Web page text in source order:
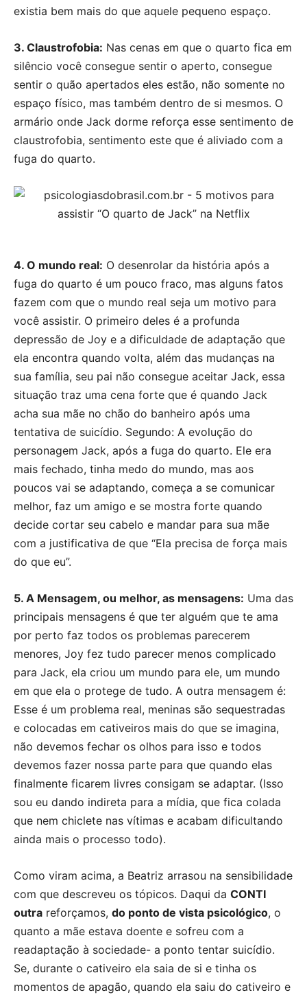
existia bem mais do que aquele pequeno espaço.
3. Claustrofobia: Nas cenas em que o quarto fica em
silêncio você consegue sentir o aperto, consegue
sentir o quão apertados eles estão, não somente no
espaço físico, mas também dentro de si mesmos. O
armário onde Jack dorme reforça esse sentimento de
claustrofobia, sentimento este que é aliviado com a
fuga do quarto.
4. O mundo real: O desenrolar da história após a
fuga do quarto é um pouco fraco, mas alguns fatos
fazem com que o mundo real seja um motivo para
você assistir. O primeiro deles é a profunda
depressão de Joy e a dificuldade de adaptação que
ela encontra quando volta, além das mudanças na
sua família, seu pai não consegue aceitar Jack, essa
situação traz uma cena forte que é quando Jack
acha sua mãe no chão do banheiro após uma
tentativa de suicídio. Segundo: A evolução do
personagem Jack, após a fuga do quarto. Ele era
mais fechado, tinha medo do mundo, mas aos
poucos vai se adaptando, começa a se comunicar
melhor, faz um amigo e se mostra forte quando
decide cortar seu cabelo e mandar para sua mãe
com a justificativa de que “Ela precisa de força mais
do que eu”.
5. A Mensagem, ou melhor, as mensagens: Uma das
principais mensagens é que ter alguém que te ama
por perto faz todos os problemas parecerem
menores, Joy fez tudo parecer menos complicado
para Jack, ela criou um mundo para ele, um mundo
em que ela o protege de tudo. A outra mensagem é:
Esse é um problema real, meninas são sequestradas
e colocadas em cativeiros mais do que se imagina,
não devemos fechar os olhos para isso e todos
devemos fazer nossa parte para que quando elas
finalmente ficarem livres consigam se adaptar. (Isso
sou eu dando indireta para a mídia, que fica colada
que nem chiclete nas vítimas e acabam dificultando
ainda mais o processo todo).
Como viram acima, a Beatriz arrasou na sensibilidade
com que descreveu os tópicos. Daqui da CONTI
outra reforçamos, do ponto de vista psicológico, o
quanto a mãe estava doente e sofreu com a
readaptação à sociedade- a ponto tentar suicídio.
Se, durante o cativeiro ela saia de si e tinha os
momentos de apagão, quando ela saiu do cativeiro e